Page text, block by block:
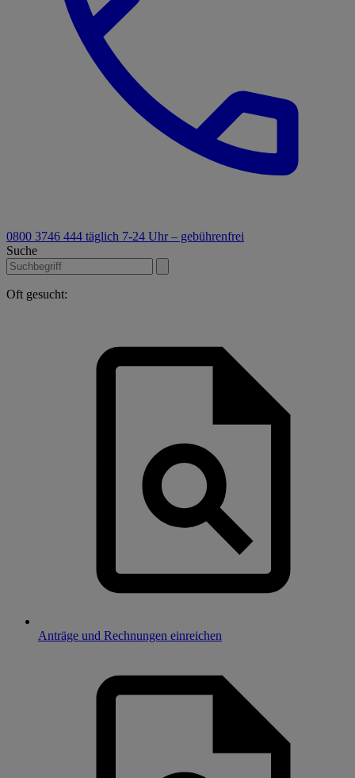
0800 3746 444 täglich 7-24 Uhr – gebührenfrei
Suche
Oft gesucht:
Anträge und Rechnungen einreichen